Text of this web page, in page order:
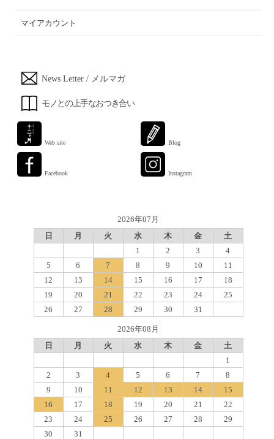
マイアカウント
News Letter / メルマガ
モノとの上手なおつき合い
Web site Blog
Facebook Instagram
2026年07月
日
月 火 水 木 金
土
1
2 3
4
5
6 7 8 9 10
11
12
13 14 15 16 17
18
19
20 21 22 23 24
25
26
27 28 29 30 31
2026年08月
日
月 火 水 木 金
土
1
2
3 4 5 6 7
8
9
10 11 12 13 14
15
16
17 18 19 20 21
22
23
24 25 26 27 28
29
30
31